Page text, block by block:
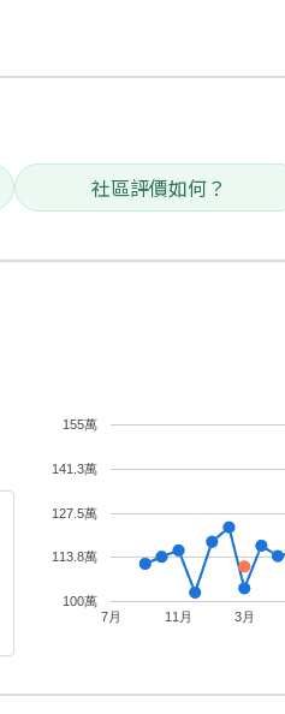
社區評價如何？
7月 11月 3月
100萬
113.8萬
127.5萬
141.3萬
155萬